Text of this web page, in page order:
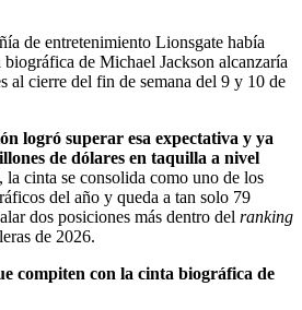
de entretenimiento Lionsgate había
de Michael Jackson alcanzaría
al cierre del fin de semana del 9 y 10 de
logró superar esa expectativa y ya
de dólares en taquilla a nivel
la cinta se consolida como uno de los
del año y queda a tan solo 79
dos posiciones más dentro del ranking
de 2026.
compiten con la cinta biográfica de